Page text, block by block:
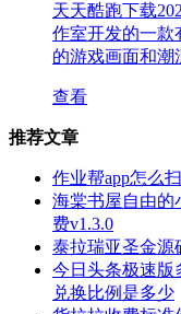
天天酷跑下载
作室开发的一款
的游戏画面和潮
查看
推荐文章
作业帮app怎么
海棠书屋自由的
费v1.3.0
泰拉瑞亚圣金源
今日头条极速版
兑换比例是多少